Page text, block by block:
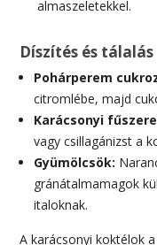
almaszeletekkel.
Díszítés és tálalás
Pohárperem
citromlébe, majd
Karácsonyi
vagy csillagánizst a
Gyümölcsök:
gránátalmamagok
italoknak.
A karácsonyi koktélok